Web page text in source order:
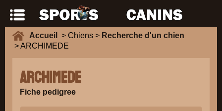
Accueil > Chiens > Recherche d'un chien
> ARCHIMEDE
ARCHIMEDE
Fiche pedigree